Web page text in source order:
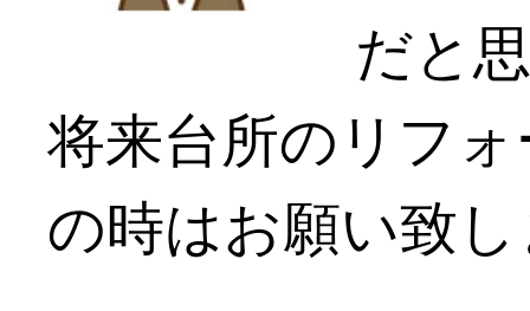
だと
将来台所のリフ
の時はお願い致